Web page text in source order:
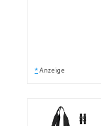
* Anzeige